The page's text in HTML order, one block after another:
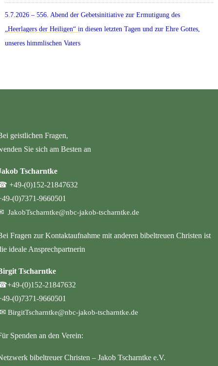
5.7.2026 – 556. Abend der Gebetsinitiative zur Ermutigung des
„Heerlagers der Heiligen“ in diesen letzten Tagen und zur Ehre Gottes,
unseres himmlischen Vaters
geistlichen Fragen,
Sie sich am Besten an
Tscharntke
+49-(0)152-21847632
(0)7371-9660501
JakobTscharntke@nbc-jakob-tscharntke.de
Fragen zur Kontaktaufnahme mit anderen bibeltreuen Christen ist
ideale Ansprechpartnerin
Tscharntke
+49-(0)152-21847632
(0)7371-9660501
BirgitTscharntke@nbc-jakob-tscharntke.de
Spenden an den Verein:
bibeltreuer Christen – Jakob Tscharntke e.V.